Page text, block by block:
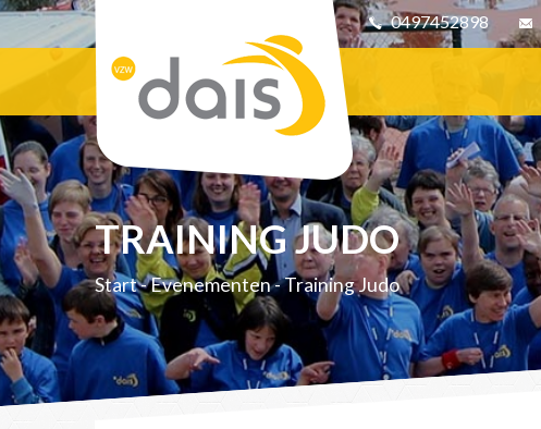
0497452898
TRAINING JUDO
Start-Evenementen-Training Judo